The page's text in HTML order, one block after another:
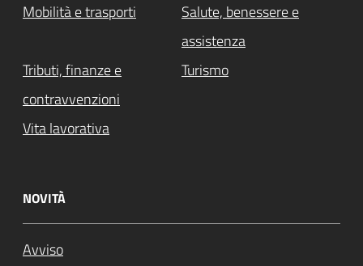
Mobilità e trasporti
Salute, benessere e
assistenza
Tributi, finanze e
contravvenzioni
Turismo
Vita lavorativa
NOVITÀ
Avviso